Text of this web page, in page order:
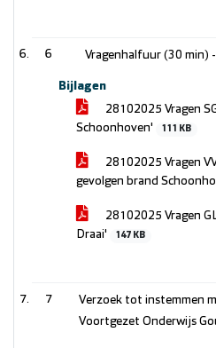
6 Vragenhalfuur (30 min) -
Bijlagen
28102025 Vragen
Schoonhoven'
111 KB
28102025 Vragen
gevolgen brand
28102025 Vragen
Draai'
147 KB
7
Verzoek tot instemmen
Voortgezet Onderwijs